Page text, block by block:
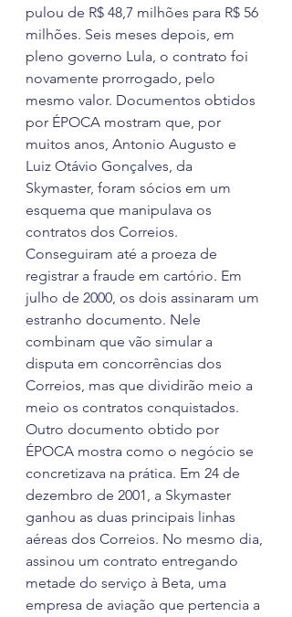
pulou de R$ 48,7 milhões para R$ 56
milhões. Seis meses depois, em
pleno governo Lula, o contrato foi
novamente prorrogado, pelo
mesmo valor. Documentos obtidos
por ÉPOCA mostram que, por
muitos anos, Antonio Augusto e
Luiz Otávio Gonçalves, da
Skymaster, foram sócios em um
esquema que manipulava os
contratos dos Correios.
Conseguiram até a proeza de
registrar a fraude em cartório. Em
julho de 2000, os dois assinaram um
estranho documento. Nele
combinam que vão simular a
disputa em concorrências dos
Correios, mas que dividirão meio a
meio os contratos conquistados.
Outro documento obtido por
ÉPOCA mostra como o negócio se
concretizava na prática. Em 24 de
dezembro de 2001, a Skymaster
ganhou as duas principais linhas
aéreas dos Correios. No mesmo dia,
assinou um contrato entregando
metade do serviço à Beta, uma
empresa de aviação que pertencia a